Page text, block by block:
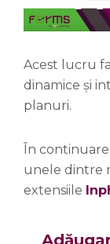
Acest lucru
dinamice și
planuri.
În
unele dintre
extensiile